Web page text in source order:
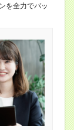
を全力でバッ